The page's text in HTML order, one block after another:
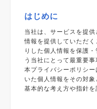
はじめに
当社は、サービスを提
情報を提供していただ
りした個人情報を保護
う当社にとって最重要事
本プライバシーポリシ
いた個人情報をその対
基本的な考え方や指針を